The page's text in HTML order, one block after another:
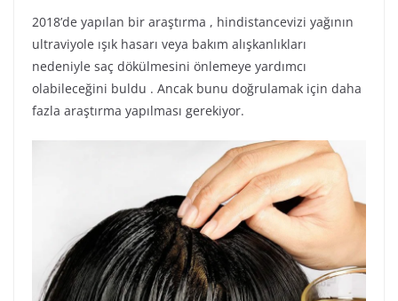
2018’de yapılan bir araştırma , hindistancevizi yağının
ultraviyole ışık hasarı veya bakım alışkanlıkları
nedeniyle saç dökülmesini önlemeye yardımcı
olabileceğini buldu . Ancak bunu doğrulamak için daha
fazla araştırma yapılması gerekiyor.